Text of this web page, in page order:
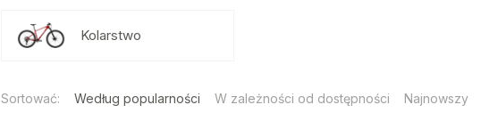
Kolarstwo
Sortować: Według popularności W zależności od dostępności Najnowszy